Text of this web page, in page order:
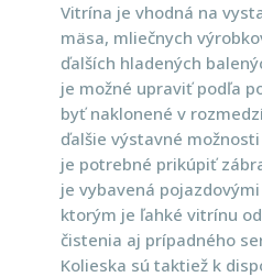
Vitrína je vhodná na
mäsa, mliečnych
ďalších hladených
je možné upraviť podľa
byť naklonené v
ďalšie výstavné
je potrebné prikúpiť
je vybavená
ktorým je ľahké vitrínu
čistenia aj prípadného
Kolieska sú taktiež k